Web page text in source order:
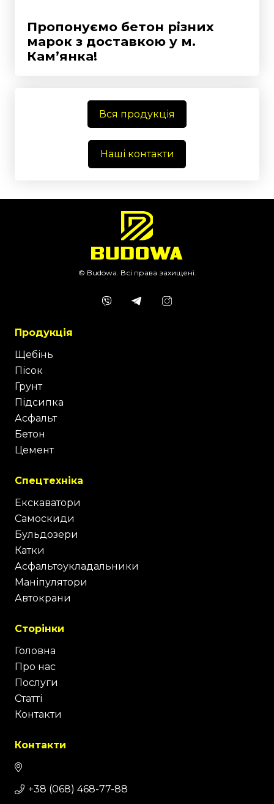
Пропонуємо бетон різних
марок з доставкою у м.
Кам’янка!
Вся продукція
Наші контакти
© Budowa. Всі права захищені.
Продукція
Щебінь
Пісок
Грунт
Підсипка
Асфальт
Бетон
Цемент
Спецтехніка
Екскаватори
Самоскиди
Бульдозери
Катки
Асфальтоукладальники
Маніпулятори
Автокрани
Сторінки
Головна
Про нас
Послуги
Статті
Контакти
Контакти
+38 (068) 468-77-88